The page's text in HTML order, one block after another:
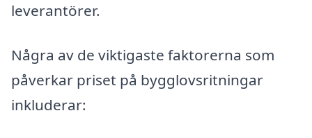
leverantörer.
Några av de viktigaste faktorerna som
påverkar priset på bygglovsritningar
inkluderar: